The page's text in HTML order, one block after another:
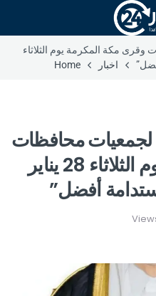
وقرى مكة المكرمة يوم الثلاثاء
اخبار Home
لجمعيات محافظات
وقرى مكة المكرمة يوم الثلاثاء 28 يناير